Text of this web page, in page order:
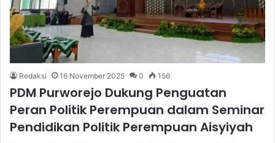
Redaksi 16 November 2025 0 156
PDM Purworejo Dukung Penguatan
Peran Politik Perempuan dalam Seminar
Pendidikan Politik Perempuan Aisyiyah